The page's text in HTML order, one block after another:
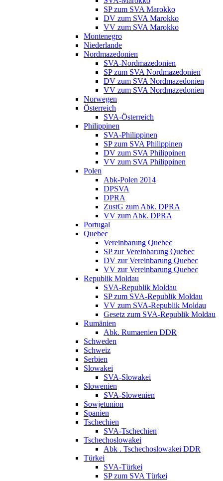
SP zum SVA Marokko
DV zum SVA Marokko
VV zum SVA Marokko
Montenegro
Niederlande
Nordmazedonien
SVA-Nordmazedonien
SP zum SVA Nordmazedonien
DV zum SVA Nordmazedonien
VV zum SVA Nordmazedonien
Norwegen
Österreich
SVA-Österreich
Philippinen
SVA-Philippinen
SP zum SVA Philippinen
DV zum SVA Philippinen
VV zum SVA Philippinen
Polen
Abk-Polen 2014
DPSVA
DPRA
ZustG zum Abk. DPRA
VV zum Abk. DPRA
Portugal
Quebec
Vereinbarung Quebec
SP zur Vereinbarung Quebec
DV zur Vereinbarung Quebec
VV zur Vereinbarung Quebec
Republik Moldau
SVA-Republik Moldau
SP zum SVA-Republik Moldau
VV zum SVA-Republik Moldau
Gesetz zum SVA-Republik Moldau
Rumänien
Abk. Rumaenien DDR
Schweden
Schweiz
Serbien
Slowakei
SVA-Slowakei
Slowenien
SVA-Slowenien
Sowjetunion
Spanien
Tschechien
SVA-Tschechien
Tschechoslowakei
Abk . Tschechoslowakei DDR
Türkei
SVA-Türkei
SP zum SVA Türkei